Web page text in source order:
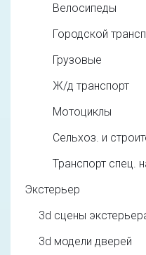
Велосипеды
Городской
Грузовые
Ж/д транспорт
Мотоциклы
Сельхоз. и
Транспорт спец.
Экстерьер
3d cцены
3d модели дверей